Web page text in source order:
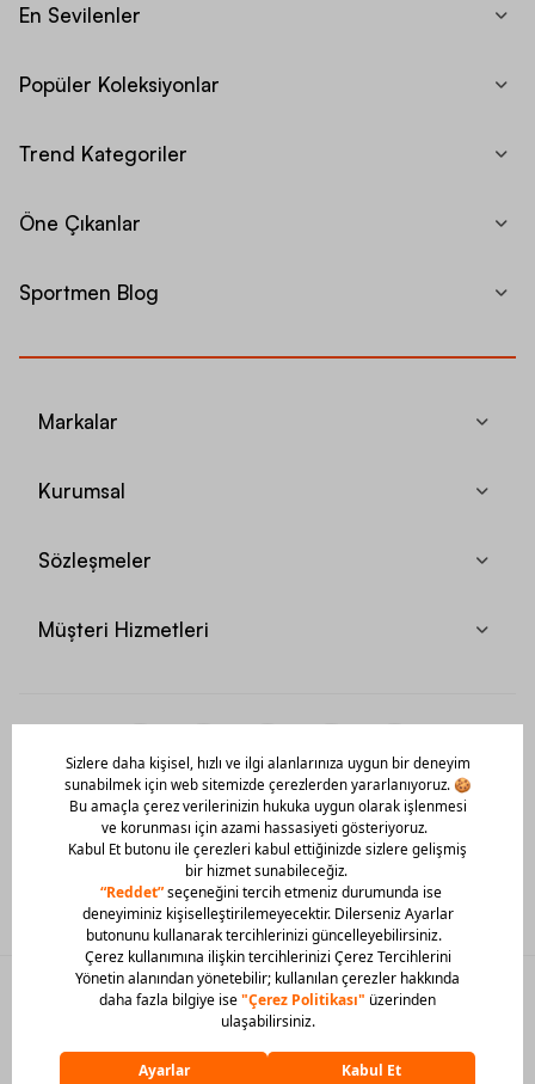
En Sevilenler
Popüler Koleksiyonlar
Trend Kategoriler
Öne Çıkanlar
Sportmen Blog
Markalar
Kurumsal
Sözleşmeler
Müşteri Hizmetleri
Mobil Uygulamamızı Hemen İndir!
© 2026 Barcin Tüm Hakları Saklıdır